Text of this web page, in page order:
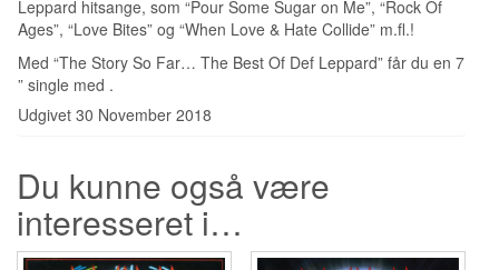
Leppard hitsange, som “Pour Some Sugar on Me”, “Rock Of
Ages”, “Love Bites” og “When Love & Hate Collide” m.fl.!
Med “The Story So Far… The Best Of Def Leppard” får du en 7
” single med .
Udgivet 30 November 2018
Du kunne også være
interesseret i…